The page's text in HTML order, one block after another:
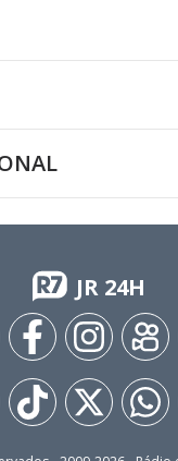
JR 24H